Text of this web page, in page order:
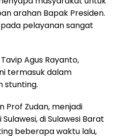
arahan Bapak Presiden.
pelayanan sangat
Agus Rayanto,
termasuk dalam
stunting.
Prof Zudan, menjadi
di Sulawesi Barat
beberapa waktu lalu,